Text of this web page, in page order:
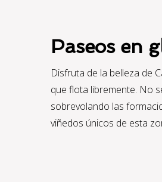
Paseos en
Disfruta de la belleza de
que flota libremente. No
sobrevolando las
viñedos únicos de esta